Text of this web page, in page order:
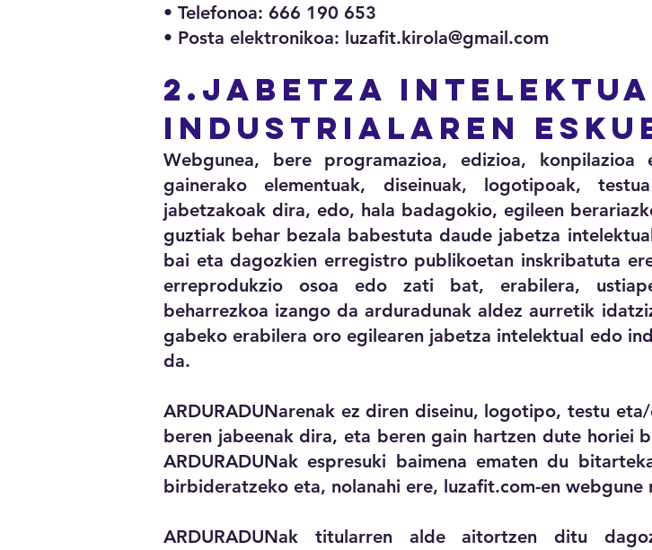
• Telefonoa: 666 190 653
• Posta elektronikoa: luzafit.kirola@gmail.com
2.Jabetza
industrialaren
Webgunea, bere programazioa, edizioa, konpilazioa
gainerako elementuak, diseinuak, logotipoak,
jabetzakoak dira, edo, hala badagokio, egileen
guztiak behar bezala babestuta daude jabetza
bai eta dagozkien erregistro publikoetan inskribatuta
erreprodukzio osoa edo zati bat, erabilera,
beharrezkoa izango da arduradunak aldez aurretik
gabeko erabilera oro egilearen jabetza intelektual edo
da.
ARDURADUNarenak ez diren diseinu, logotipo, testu
beren jabeenak dira, eta beren gain hartzen dute horiei
ARDURADUNak espresuki baimena ematen du
birbideratzeko eta, nolanahi ere, luzafit.com-en
ARDURADUNak titularren alde aitortzen ditu